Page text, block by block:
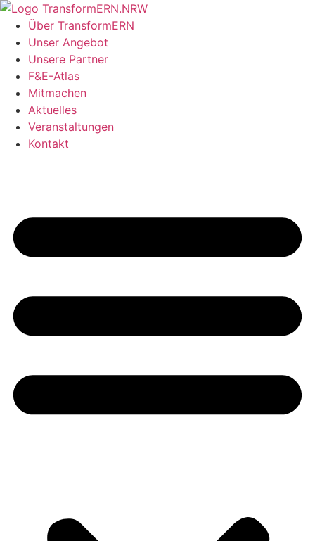
Zum
Inhalt
springen
Über TransformERN
Unser Angebot
Unsere Partner
F&E-Atlas
Mitmachen
Aktuelles
Veranstaltungen
Kontakt